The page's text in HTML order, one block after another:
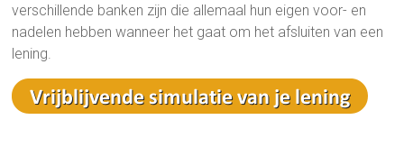
verschillende banken zijn die allemaal hun eigen voor- en
nadelen hebben wanneer het gaat om het afsluiten van een
lening.